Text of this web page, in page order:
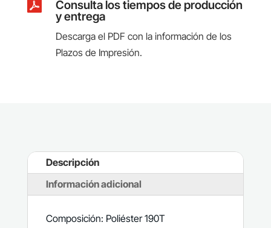
Consulta los tiempos de producción
y entrega
Descarga el PDF con la información de los
Plazos de Impresión.
Descripción
Información adicional
Composición: Poliéster 190T